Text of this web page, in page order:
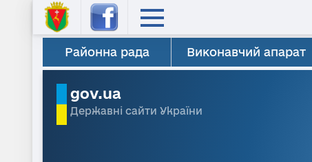
Районна рада Виконавчий апарат
gov.ua
Державні сайти України